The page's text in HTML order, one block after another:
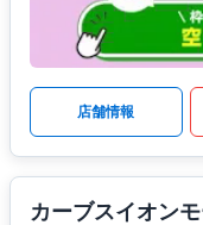
店舗情報
カーブスイオン